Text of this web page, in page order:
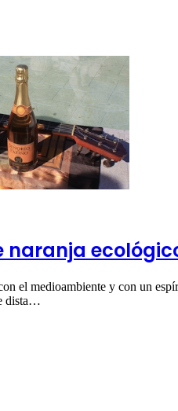
naranja
el medioambiente y con un
dista…